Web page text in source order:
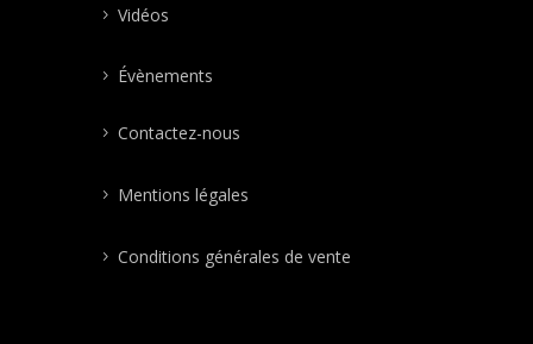
Vidéos
Évènements
Contactez-nous
Mentions légales
Conditions générales de vente